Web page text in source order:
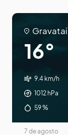
Gravataí
16°
9.4 km/h
1012 hPa
59%
7 de agosto